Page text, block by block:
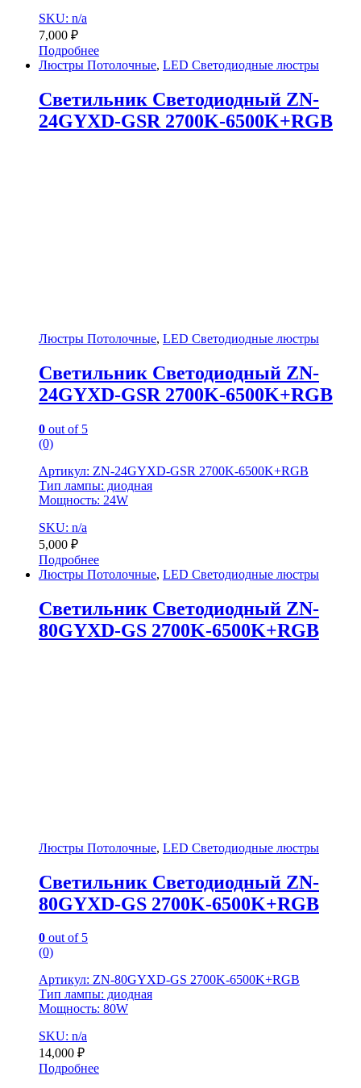
SKU: n/a
7,000 ₽
Подробнее
Люстры Потолочные, LED Светодиодные люстры
Светильник Светодиодный ZN-
24GYXD-GSR 2700K-6500K+RGB
Люстры Потолочные, LED Светодиодные люстры
Светильник Светодиодный ZN-
24GYXD-GSR 2700K-6500K+RGB
0 out of 5
(0)
Артикул: ZN-24GYXD-GSR 2700K-6500K+RGB
Тип лампы: диодная
Мощность: 24W
SKU: n/a
5,000 ₽
Подробнее
Люстры Потолочные, LED Светодиодные люстры
Светильник Светодиодный ZN-
80GYXD-GS 2700K-6500K+RGB
Люстры Потолочные, LED Светодиодные люстры
Светильник Светодиодный ZN-
80GYXD-GS 2700K-6500K+RGB
0 out of 5
(0)
Артикул: ZN-80GYXD-GS 2700K-6500K+RGB
Тип лампы: диодная
Мощность: 80W
SKU: n/a
14,000 ₽
Подробнее